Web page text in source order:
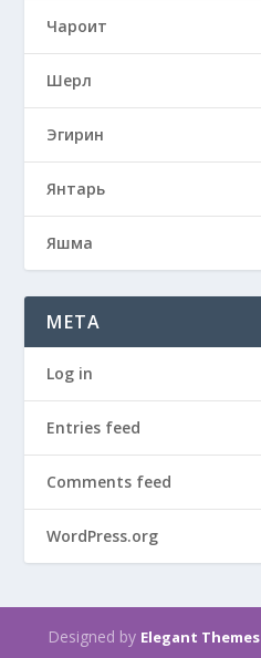
Чароит
Шерл
Эгирин
Янтарь
Яшма
META
Log in
Entries feed
Comments feed
WordPress.org
Designed by Elegant Themes